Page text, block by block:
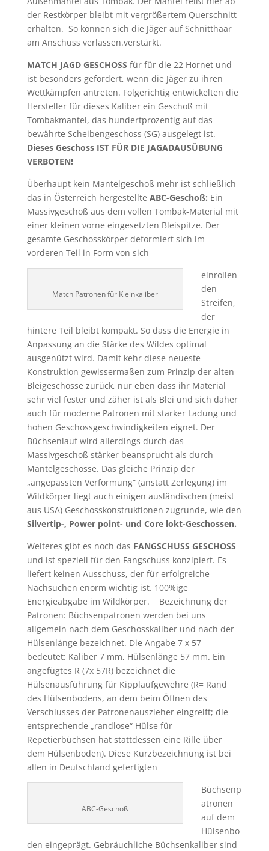
der Restkörper bleibt mit vergrößertem Querschnitt
erhalten. So können sich die Jäger auf Schnitthaar
am Anschuss verlassen.verstärkt.
MATCH JAGD GESCHOSS für für die 22 Hornet und
ist besonders gefordert, wenn die Jäger zu ihren
Wettkämpfen antreten. Folgerichtig entwickelten die
Hersteller für dieses Kaliber ein Geschoß mit
Tombakmantel, das hundertprozentig auf das
bewährte Scheibengeschoss (SG) ausgelegt ist.
Dieses Geschoss IST FÜR DIE JAGADAUSÜBUNG
VERBOTEN!
Überhaupt kein Mantelgeschoß mehr ist schließlich
das in Österreich hergestellte ABC-Geschoß: Ein
Massivgeschoß aus dem vollen Tombak-Material mit
einer kleinen vorne eingesetzten Bleispitze. Der
gesamte Geschosskörper deformiert sich im
vorderen Teil in Form von sich
Match Patronen für Kleinkaliber
einrollen
den
Streifen,
der
hintere Teil bleibt kompakt. So dass die Energie in
Anpassung an die Stärke des Wildes optimal
ausgenützt wird. Damit kehr diese neueste
Konstruktion gewissermaßen zum Prinzip der alten
Bleigeschosse zurück, nur eben dass ihr Material
sehr viel fester und zäher ist als Blei und sich daher
auch für moderne Patronen mit starker Ladung und
hohen Geschossgeschwindigkeiten eignet. Der
Büchsenlauf wird allerdings durch das
Massivgeschoß stärker beansprucht als durch
Mantelgeschosse. Das gleiche Prinzip der
„angepassten Verformung“ (anstatt Zerlegung) im
Wildkörper liegt auch einigen ausländischen (meist
aus USA) Geschosskonstruktionen zugrunde, wie den
Silvertip-, Power point- und Core lokt-Geschossen.
Weiteres gibt es noch das FANGSCHUSS GESCHOSS
und ist speziell für den Fangschuss konzipiert. Es
liefert keinen Ausschuss, der für erfolgreiche
Nachsuchen enorm wichtig ist. 100%ige
Energieabgabe im Wildkörper. Bezeichnung der
Patronen: Büchsenpatronen werden bei uns
allgemein nach dem Geschosskaliber und nach der
Hülsenlänge bezeichnet. Die Angabe 7 x 57
bedeutet: Kaliber 7 mm, Hülsenlänge 57 mm. Ein
angefügtes R (7x 57R) bezeichnet die
Hülsenausführung für Kipplaufgewehre (R= Rand
des Hülsenbodens, an dem beim Öffnen des
Verschlusses der Patronenauszieher eingreift; die
entsprechende „randlose“ Hülse für
Repetierbüchsen hat stattdessen eine Rille über
dem Hülsenboden). Diese Kurzbezeichnung ist bei
allen in Deutschland gefertigten
ABC-Geschoß
Büchsenp
atronen
auf dem
Hülsenbo
den eingeprägt. Gebräuchliche Büchsenkaliber sind